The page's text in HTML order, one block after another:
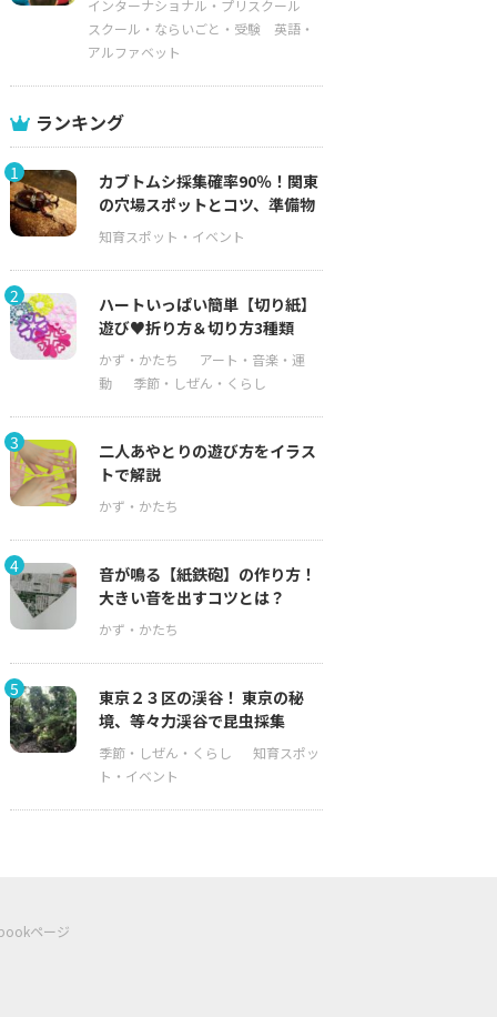
インターナショナル・プリスクール
スクール・ならいごと・受験
英語・
アルファベット
ランキング
1
カブトムシ採集確率90％！関東
の穴場スポットとコツ、準備物
2
ハートいっぱい簡単【切り紙】
遊び♥折り方＆切り方3種類
3
二人あやとりの遊び方をイラス
トで解説
4
音が鳴る【紙鉄砲】の作り方！
大きい音を出すコツとは？
5
東京２３区の渓谷！ 東京の秘
境、等々力渓谷で昆虫採集
ページ